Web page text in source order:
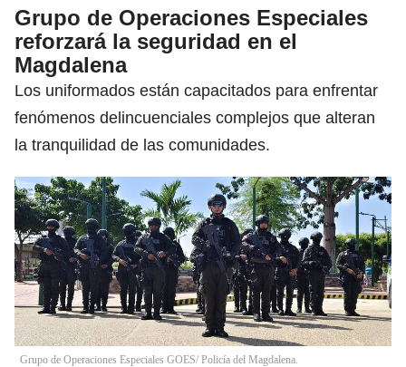
Grupo de Operaciones Especiales
reforzará la seguridad en el
Magdalena
Los uniformados están capacitados para enfrentar
fenómenos delincuenciales complejos que alteran
la tranquilidad de las comunidades.
Grupo de Operaciones Especiales GOES/ Policía del Magdalena.